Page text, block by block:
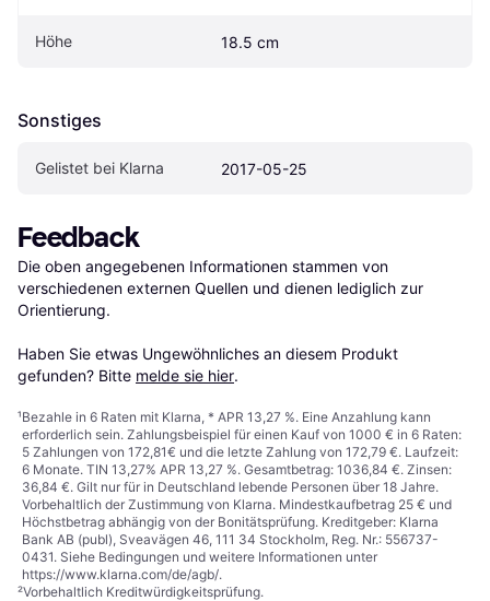
Höhe 18.5 cm
Sonstiges
Gelistet bei Klarna 2017-05-25
Feedback
Die oben angegebenen Informationen stammen von
verschiedenen externen Quellen und dienen lediglich zur
Orientierung.
Haben Sie etwas Ungewöhnliches an diesem Produkt
gefunden? Bitte melde sie hier.
¹Bezahle in 6 Raten mit Klarna, * APR 13,27 %. Eine Anzahlung kann
erforderlich sein. Zahlungsbeispiel für einen Kauf von 1000 € in 6 Raten:
5 Zahlungen von 172,81€ und die letzte Zahlung von 172,79 €. Laufzeit:
6 Monate. TIN 13,27% APR 13,27 %. Gesamtbetrag: 1036,84 €. Zinsen:
36,84 €. Gilt nur für in Deutschland lebende Personen über 18 Jahre.
Vorbehaltlich der Zustimmung von Klarna. Mindestkaufbetrag 25 € und
Höchstbetrag abhängig von der Bonitätsprüfung. Kreditgeber: Klarna
Bank AB (publ), Sveavägen 46, 111 34 Stockholm, Reg. Nr.: 556737-
0431. Siehe Bedingungen und weitere Informationen unter
https://www.klarna.com/de/agb/.
²Vorbehaltlich Kreditwürdigkeitsprüfung.